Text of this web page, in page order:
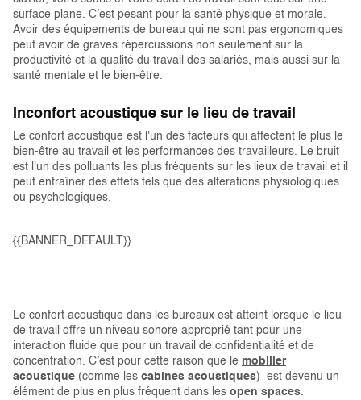
surface plane. C’est pesant pour la santé physique et morale.
Avoir des équipements de bureau qui ne sont pas ergonomiques
peut avoir de graves répercussions non seulement sur la
productivité et la qualité du travail des salariés, mais aussi sur la
santé mentale et le bien-être.
Inconfort acoustique sur le lieu de travail
Le confort acoustique est l'un des facteurs qui affectent le plus le
bien-être au travail et les performances des travailleurs. Le bruit
est l'un des polluants les plus fréquents sur les lieux de travail et il
peut entraîner des effets tels que des altérations physiologiques
ou psychologiques.
{{BANNER_DEFAULT}}
Le confort acoustique dans les bureaux est atteint lorsque le lieu
de travail offre un niveau sonore approprié tant pour une
interaction fluide que pour un travail de confidentialité et de
concentration. C’est pour cette raison que le mobilier
acoustique (comme les cabines acoustiques) est devenu un
élément de plus en plus fréquent dans les open spaces.